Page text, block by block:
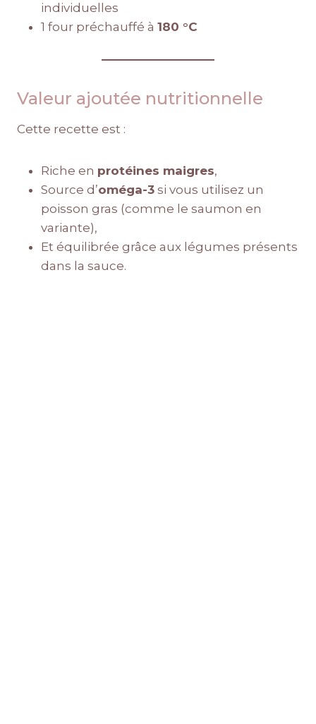
individuelles
1 four préchauffé à 180 °C
Valeur ajoutée nutritionnelle
Cette recette est :
Riche en protéines maigres,
Source d’oméga-3 si vous utilisez un
poisson gras (comme le saumon en
variante),
Et équilibrée grâce aux légumes présents
dans la sauce.